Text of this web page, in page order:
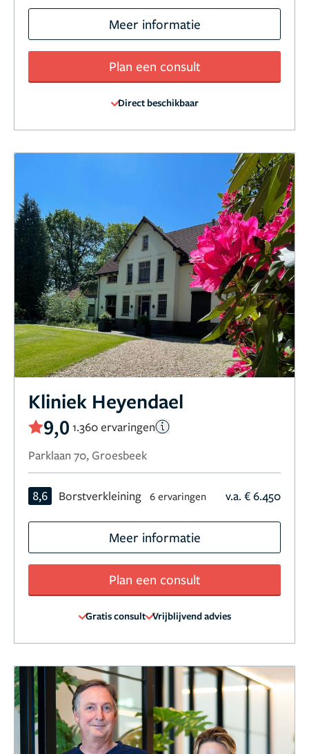
Meer informatie
Plan een consult
Direct beschikbaar
Kliniek Heyendael
9,0 1.360 ervaringen
Parklaan 70, Groesbeek
8,6 Borstverkleining 6 ervaringen v.a. € 6.450
Meer informatie
Plan een consult
Gratis consult Vrijblijvend advies